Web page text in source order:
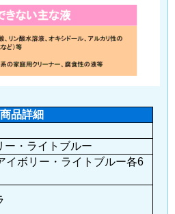
商品詳細
ー・ライトブルー
イボリー・ライトブルー各6